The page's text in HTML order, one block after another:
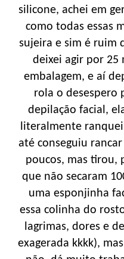
silicone, achei em
como todas essas
sujeira e sim é ruim
deixei agir por 25
embalagem, e aí
rola o desespero
depilação facial,
literalmente
até conseguiu
poucos, mas tirou,
que não secaram
uma esponjinha
essa colinha do
lagrimas, dores e
exagerada kkkk),